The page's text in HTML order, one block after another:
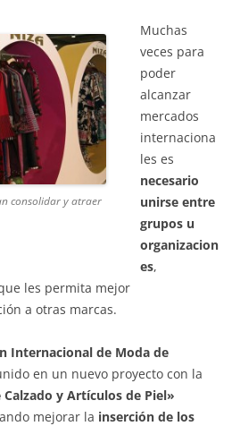
consolidar y atraer
Muchas
veces para
poder
alcanzar
mercados
internaciona
les es
necesario
unirse entre
grupos u
organizacion
es,
les permita mejor
a otras marcas.
Internacional de Moda de
en un nuevo proyecto con la
y Artículos de Piel»
mejorar la inserción de los